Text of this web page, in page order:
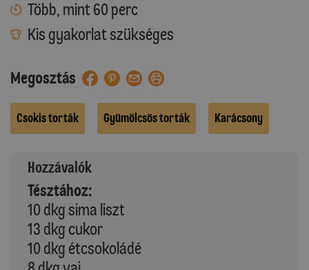
Több, mint 60 perc
Kis gyakorlat szükséges
Megosztás
Csokis torták Gyümölcsös torták Karácsony
Hozzávalók
Tésztához:
10 dkg sima liszt
13 dkg cukor
10 dkg étcsokoládé